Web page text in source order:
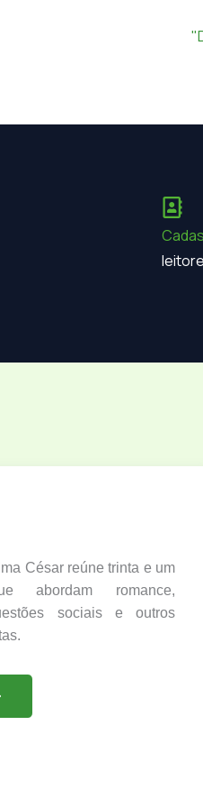
César reúne trinta e um
abordam romance,
sociais e outros